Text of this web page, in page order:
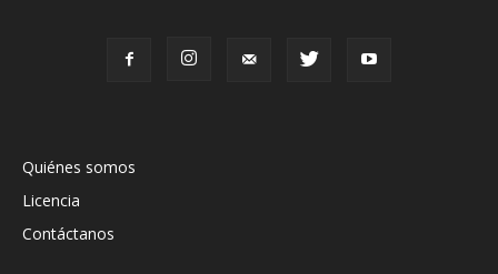
Quiénes somos
Licencia
Contáctanos